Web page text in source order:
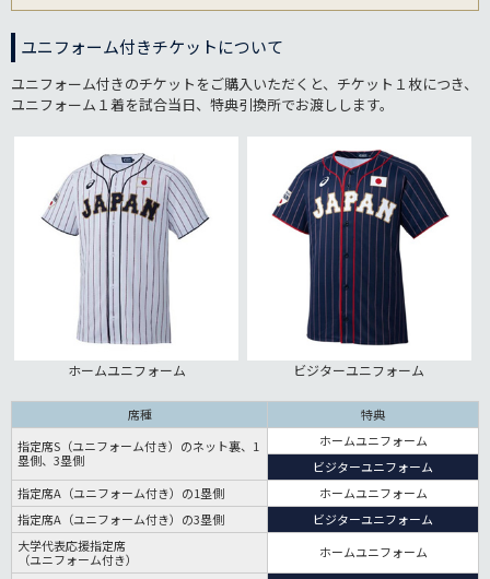
ユニフォーム付きチケットについて
ユニフォーム付きのチケットをご購入いただくと、チケット１枚につき、
ユニフォーム１着を試合当日、特典引換所でお渡しします。
ホームユニフォーム ビジターユニフォーム
席種
特典
指定席S（ユニフォーム付き）のネット裏、1
塁側、3塁側
ホームユニフォーム
ビジターユニフォーム
指定席A（ユニフォーム付き）の1塁側
ホームユニフォーム
指定席A（ユニフォーム付き）の3塁側
ビジターユニフォーム
大学代表応援指定席
（ユニフォーム付き）
ホームユニフォーム